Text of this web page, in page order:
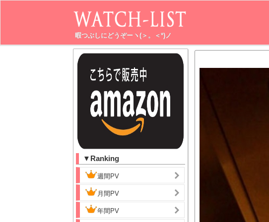
暇つぶしにどうぞーヽ(＞。＜*)ノ
▼Ranking
週間PV
月間PV
年間PV